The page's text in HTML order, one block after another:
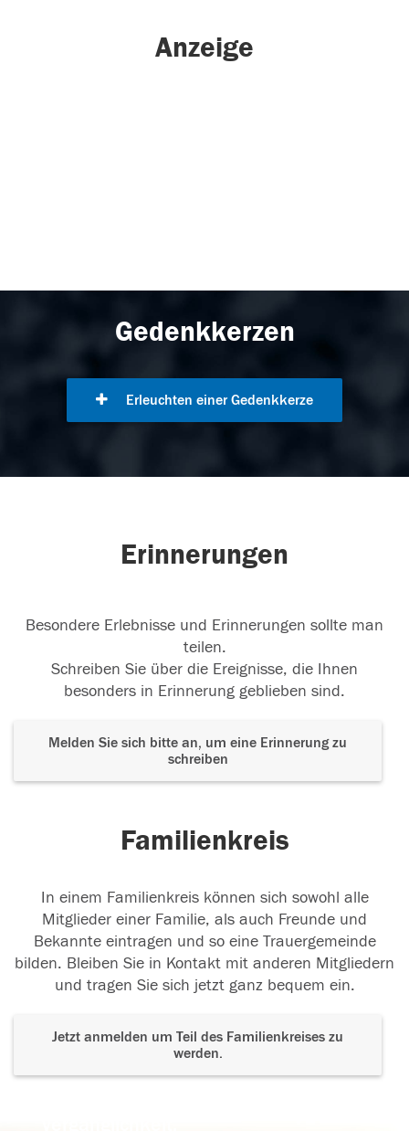
Anzeige
Gedenkkerzen
Erleuchten einer Gedenkkerze
Erinnerungen
Besondere Erlebnisse und Erinnerungen sollte man
teilen.
Schreiben Sie über die Ereignisse, die Ihnen
besonders in Erinnerung geblieben sind.
Melden Sie sich bitte an, um eine Erinnerung zu
schreiben
Familienkreis
In einem Familienkreis können sich sowohl alle
Mitglieder einer Familie, als auch Freunde und
Bekannte eintragen und so eine Trauergemeinde
bilden. Bleiben Sie in Kontakt mit anderen Mitgliedern
und tragen Sie sich jetzt ganz bequem ein.
Jetzt anmelden um Teil des Familienkreises zu
werden.